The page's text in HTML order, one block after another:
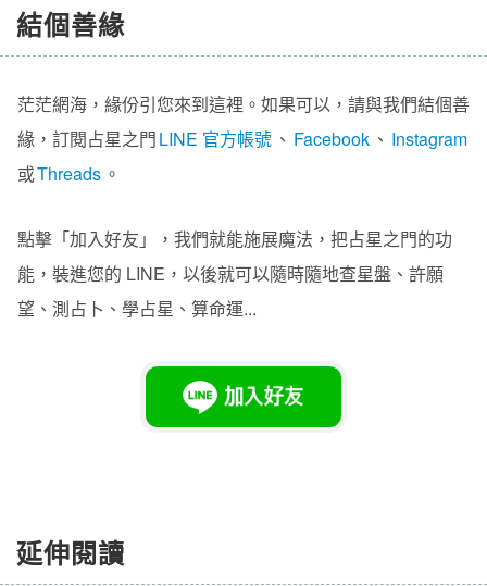
結個善緣
茫茫網海，緣份引您來到這裡。如果可以，請與我們結個善
緣，訂閱占星之門LINE 官方帳號 、 Facebook 、 Instagram
或Threads 。
點擊「加入好友」，我們就能施展魔法，把占星之門的功
能，裝進您的 LINE，以後就可以隨時隨地查星盤、許願
望、測占卜、學占星、算命運...
延伸閱讀